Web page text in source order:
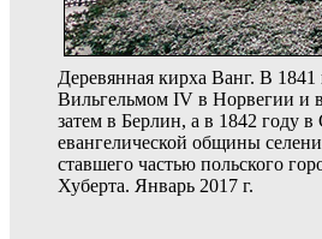
Деревянная кирха Ванг. В
Вильгельмом IV в Норвегии и
затем в Берлин, а в 1842 году
евангелической общины
ставшего частью польского
Хуберта. Январь 2017 г.